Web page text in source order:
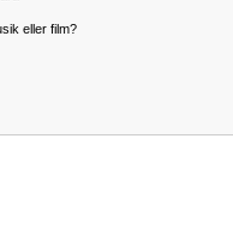
eller film?